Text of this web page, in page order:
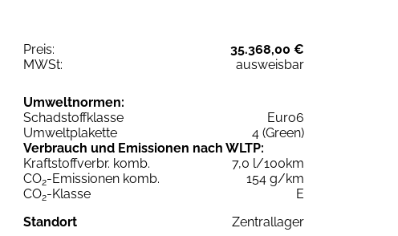
Preis:
35.368,00 €
MWSt:
ausweisbar
Umweltnormen:
Schadstoffklasse
Euro6
Umweltplakette
4 (Green)
Verbrauch und Emissionen nach WLTP:
Kraftstoffverbr. komb.
7,0 l/100km
CO2-Emissionen komb.
154 g/km
CO2-Klasse
E
Standort
Zentrallager